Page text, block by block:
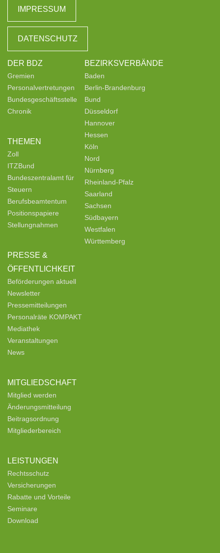
IMPRESSUM
DATENSCHUTZ
DER BDZ
Gremien
Personalvertretungen
Bundesgeschäftsstelle
Chronik
THEMEN
Zoll
ITZBund
Bundeszentralamt für
Steuern
Berufsbeamtentum
Positionspapiere
Stellungnahmen
PRESSE &
ÖFFENTLICHKEIT
Beförderungen aktuell
Newsletter
Pressemitteilungen
Personalräte KOMPAKT
Mediathek
Veranstaltungen
News
MITGLIEDSCHAFT
Mitglied werden
Änderungsmitteilung
Beitragsordnung
Mitgliederbereich
LEISTUNGEN
Rechtsschutz
Versicherungen
Rabatte und Vorteile
Seminare
Download
BEZIRKSVERBÄNDE
Baden
Berlin-Brandenburg
Bund
Düsseldorf
Hannover
Hessen
Köln
Nord
Nürnberg
Rheinland-Pfalz
Saarland
Sachsen
Südbayern
Westfalen
Württemberg